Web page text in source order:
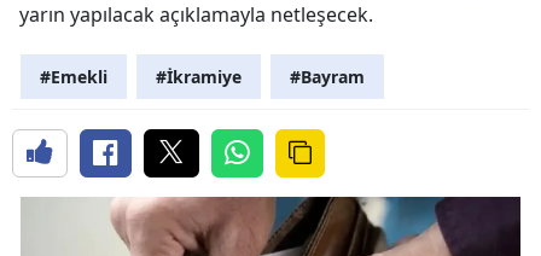
yarın yapılacak açıklamayla netleşecek.
#Emekli #İkramiye #Bayram